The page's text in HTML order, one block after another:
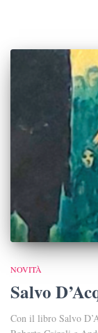
NOVITÀ
Salvo
Con il libro Salvo